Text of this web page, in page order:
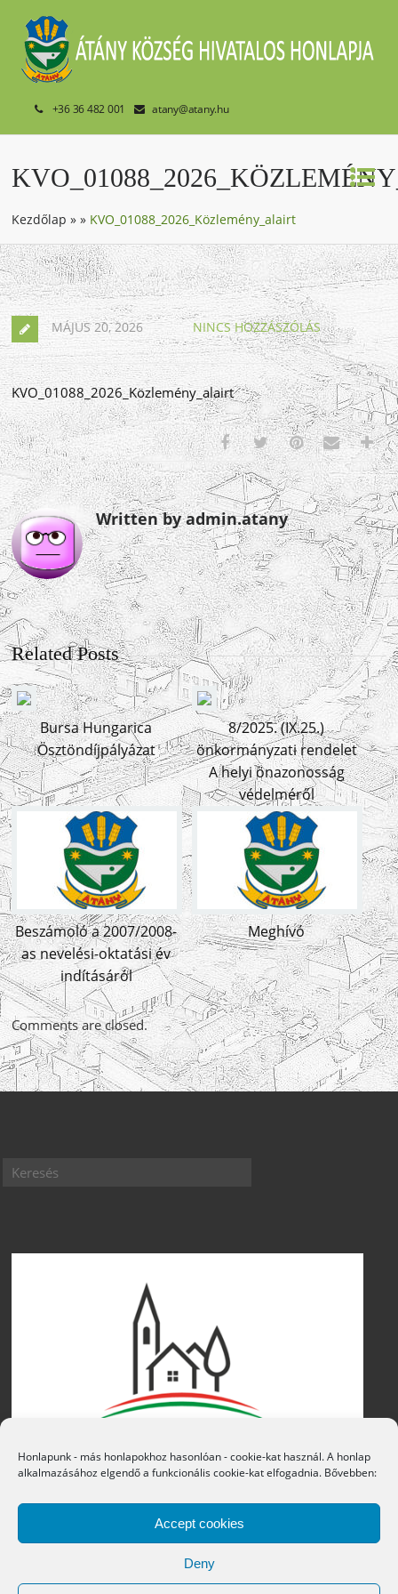
Honlapunk - más honlapokhoz hasonlóan - cookie-kat használ. A honlap
alkalmazásához elgendő a funkcionális cookie-kat elfogadnia. Bővebben:
Accept cookies
Deny
+36 36 482 001 atany@atany.hu
Kezdőlap »» KVO_01088_2026_Közlemény_alairt
MÁJUS 20, 2026 NINCS HOZZÁSZÓLÁS
KVO_01088_2026_Közlemény_alairt
Written by admin.atany
Related Posts
Bursa Hungarica
Ösztöndíjpályázat
8/2025. (IX.25.)
önkormányzati rendelet
A helyi önazonosság
védelméről
Beszámoló a 2007/2008-
as nevelési-oktatási év
indításáról
Meghívó
Comments are closed.